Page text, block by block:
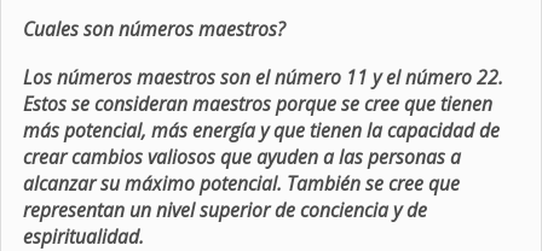
Cuales son números maestros?
Los números maestros son el número 11 y el número 22.
Estos se consideran maestros porque se cree que tienen
más potencial, más energía y que tienen la capacidad de
crear cambios valiosos que ayuden a las personas a
alcanzar su máximo potencial. También se cree que
representan un nivel superior de conciencia y de
espiritualidad.